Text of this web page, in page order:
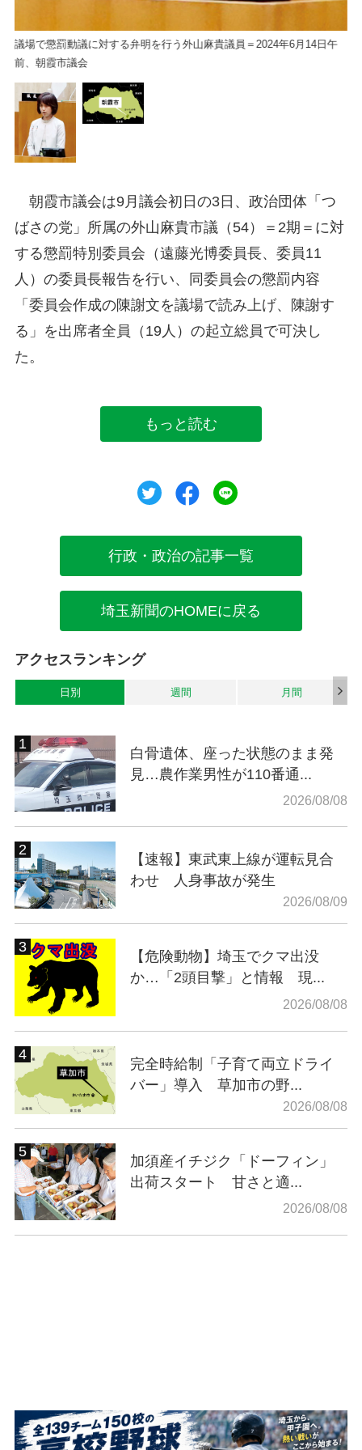
議場で懲罰動議に対する弁明を行う外山麻貴議員＝2024年6月14日午
前、朝霞市議会
朝霞市議会は9月議会初日の3日、政治団体「つ
ばさの党」所属の外山麻貴市議（54）＝2期＝に対
する懲罰特別委員会（遠藤光博委員長、委員11
人）の委員長報告を行い、同委員会の懲罰内容
「委員会作成の陳謝文を議場で読み上げ、陳謝す
る」を出席者全員（19人）の起立総員で可決し
た。
もっと読む
ツイートシェア
行政・政治の記事一覧
埼玉新聞のHOMEに戻る
アクセスランキング
日別 週間 月間
白骨遺体、座った状態のまま発
見…農作業男性が110番通...
2026/08/08
【速報】東武東上線が運転見合
わせ 人身事故が発生
2026/08/09
【危険動物】埼玉でクマ出没
か…「2頭目撃」と情報 現...
2026/08/08
完全時給制「子育て両立ドライ
バー」導入 草加市の野...
2026/08/08
加須産イチジク「ドーフィン」
出荷スタート 甘さと適...
2026/08/08